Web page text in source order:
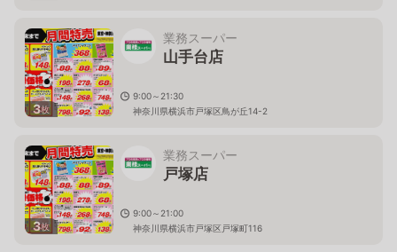
3枚
業務スーパー
山手台店
9:00～21:30
神奈川県横浜市戸塚区鳥が丘14-2
3枚
業務スーパー
戸塚店
9:00～21:00
神奈川県横浜市戸塚区戸塚町116